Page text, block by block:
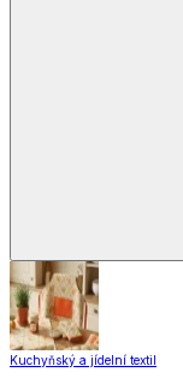
Kuchyňský a jídelní textil